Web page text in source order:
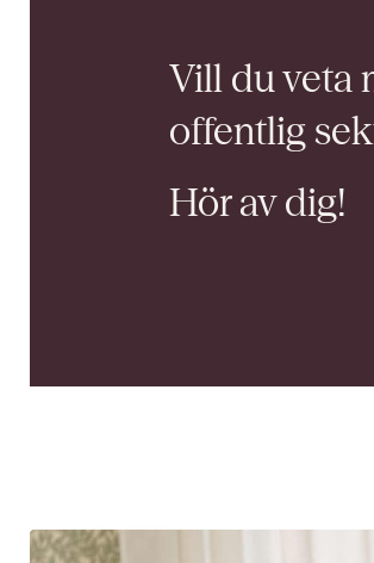
Vill du veta
offentlig
Hör av dig!